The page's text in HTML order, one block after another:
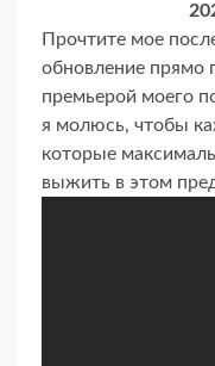
Прочтите мое
обновление прямо
премьерой моего
я молюсь, чтобы
которые
выжить в этом